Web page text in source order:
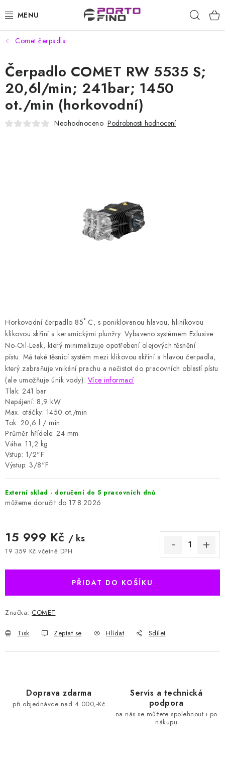
na
CHEMIE A PÉČE O VOZIDLA
PŘÍSLUŠENSTVÍ A ND K AUTOMYČKÁM
VYSOKOTLAKÉ A ČISTÍCÍ STROJE
VYSAVAČE, TEPOVAČE
CHEMIE - BEZKONTAKTNÍ MYČKY
HODNOCENÍ OBCHODU
Comet čerpadla
Horkovodní čerpadlo 85˚ C, s poniklovanou hlavou, hliníkovou
klikovou skříní a keramickými plunžry. Vybaveno systémem Exlusive
No-Oil-Leak, který minimalizuje opotřebení olejových těsnění
pístu. Má také těsnicí systém mezi klikovou skříní a hlavou čerpadla,
který zabraňuje vnikání prachu a nečistot do pracovních oblastí pístu
(ale umožňuje únik vody). Více informací
Tlak: 241 bar
Napájení: 8,9 kW
Max. otáčky: 1450 ot./min
Tok: 20,6 l / min
Průměr hřídele: 24 mm
Váha: 11,2 kg
Vstup: 1/2"F
Výstup: 3/8"F
Externí sklad - doručení do 5 pracovních dnů
17.8.2026
15 999 Kč / ks
19 359 Kč včetně DPH
PŘIDAT DO KOŠÍKU
Značka: COMET
Tisk Zeptat se Hlídat Sdílet
Čerpadlo COMET RW 5535 S;
20,6l/min; 241bar; 1450
ot./min (horkovodní)
Neohodnoceno Podrobnosti hodnocení
Doprava zdarma
při objednávce nad 4 000,-Kč
Servis a technická
podpora
na nás se můžete spolehnout i po
nákupu